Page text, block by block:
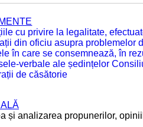
cu privire la legalitate,
din oficiu asupra problemelor
în care se consemnează, în
verbale ale ședințelor
de căsătorie
și analizarea propunerilor,